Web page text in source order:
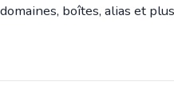
domaines, boîtes, alias et